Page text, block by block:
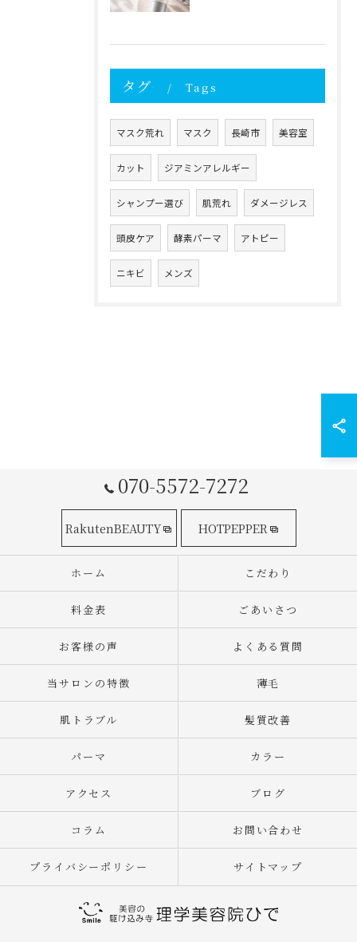
タグ Tags
マスク荒れ マスク 長崎市 美容室
カット ジアミンアレルギー
シャンプー選び 肌荒れ ダメージレス
頭皮ケア 酵素パーマ アトピー
ニキビ メンズ
070-5572-7272
RakutenBEAUTY HOTPEPPER
ホーム こだわり
料金表 ごあいさつ
お客様の声 よくある質問
当サロンの特徴 薄毛
肌トラブル 髪質改善
パーマ カラー
アクセス ブログ
コラム お問い合わせ
プライバシーポリシー サイトマップ